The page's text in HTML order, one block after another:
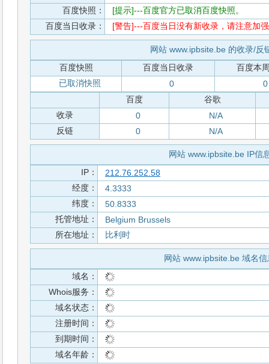
百度快照：
[提示]---百度官方已取消百度快照。
百度当日收录：
[警告]---百度当日没有新收录，请注意加
网站 www.ipbsite.be 的收录/反
百度快照
百度当日收录
百度本
已取消快照
0
0
百度
谷歌
收录
0
N/A
反链
0 N/A
网站 www.ipbsite.be IP信
IP：
212.76.252.58
经度：
4.3333
纬度：
50.8333
托管地址：
Belgium Brussels
所在地址：
比利时
网站 www.ipbsite.be 域名信
域名：
Whois服务：
域名状态：
注册时间：
到期时间：
域名年龄：